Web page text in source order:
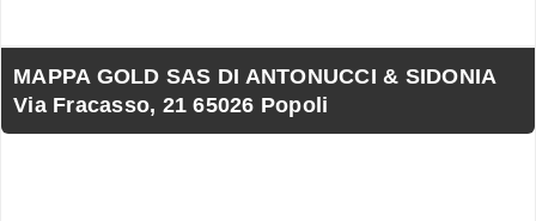
MAPPA GOLD SAS DI ANTONUCCI & SIDONIA
Via Fracasso, 21 65026 Popoli